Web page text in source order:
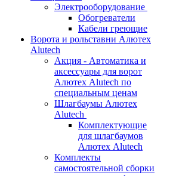
Электрооборудование
Обогреватели
Кабели греющие
Ворота и рольставни Алютех
Alutech
Акция - Автоматика и
аксессуары для ворот
Алютех Alutech по
специальным ценам
Шлагбаумы Алютех
Alutech
Комплектующие
для шлагбаумов
Алютех Alutech
Комплекты
самостоятельной сборки